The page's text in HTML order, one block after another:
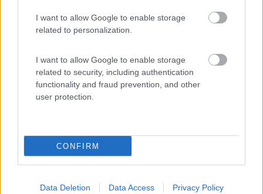
I want to allow Google to enable storage
related to personalization.
I want to allow Google to enable storage
related to security, including authentication
functionality and fraud prevention, and other
user protection.
CONFIRM
Data Deletion Data Access Privacy Policy
9.6
Area di sosta
9.4 Agriturismo Consalvi Valentina